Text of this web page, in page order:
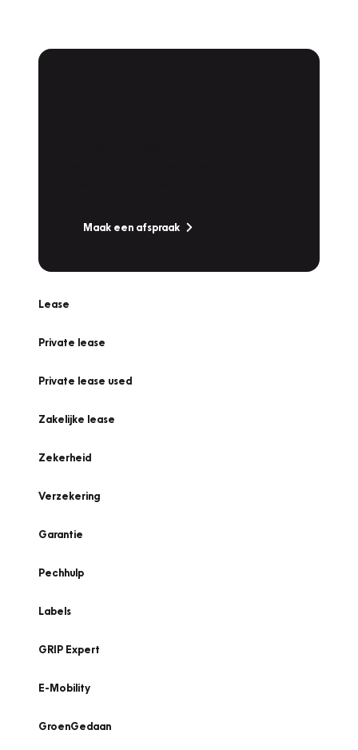
Maak een afspraak
Lease
Private lease
Private lease used
Zakelijke lease
Zekerheid
Verzekering
Garantie
Pechhulp
Labels
GRIP Expert
E-Mobility
GroenGedaan